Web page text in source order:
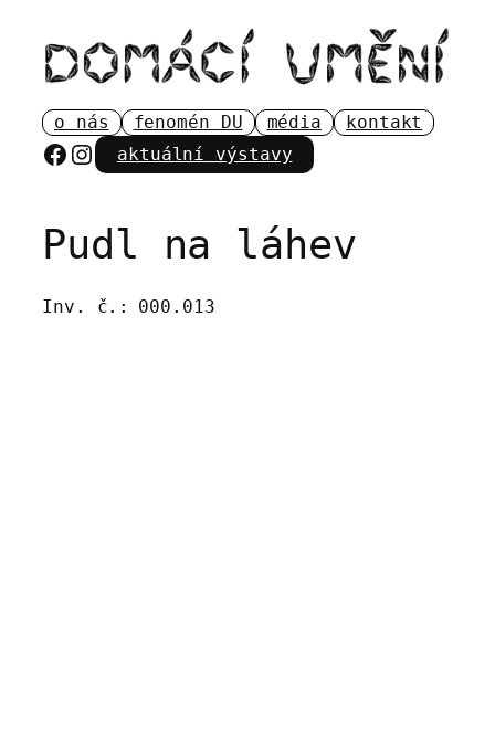
obsah
o nás fenomén DU média kontakt
Facebook
Instagram
aktuální výstavy
Pudl na láhev
Inv. č.: 000.013